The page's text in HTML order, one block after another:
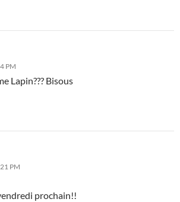
PM
Lapin??? Bisous
PM
prochain!!